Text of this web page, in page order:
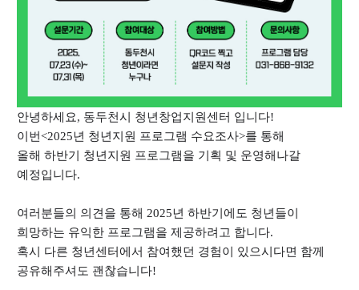
안녕하세요, 동두천시 청년창업지원센터 입니다!
이번<2025년 청년지원 프로그램 수요조사>를 통해
올해 하반기 청년지원 프로그램을 기획 및 운영해나갈
예정입니다.
여러분들의 의견을 통해 2025년 하반기에도 청년들이
희망하는 유익한 프로그램을 제공하려고 합니다.
혹시 다른 청년센터에서 참여했던 경험이 있으시다면 함께
공유해주셔도 괜찮습니다!